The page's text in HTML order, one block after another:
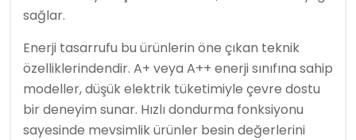
sağlar.
Enerji tasarrufu bu ürünlerin öne çıkan teknik
özelliklerindendir. A+ veya A++ enerji sınıfına sahip
modeller, düşük elektrik tüketimiyle çevre dostu
bir deneyim sunar. Hızlı dondurma fonksiyonu
sayesinde mevsimlik ürünler besin değerlerini